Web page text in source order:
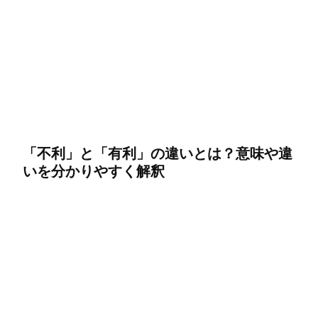
「不利」と「有利」の違いとは？意味や違
いを分かりやすく解釈